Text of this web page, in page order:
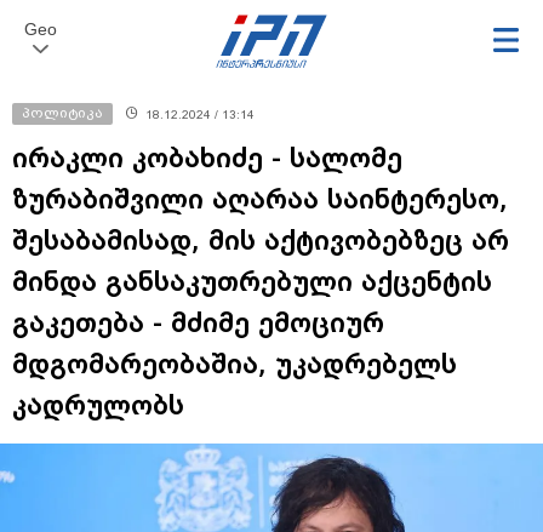
Geo
პოლიტიკა 18.12.2024 / 13:14
ირაკლი კობახიძე - სალომე
ზურაბიშვილი აღარაა საინტერესო,
შესაბამისად, მის აქტივობებზეც არ
მინდა განსაკუთრებული აქცენტის
გაკეთება - მძიმე ემოციურ
მდგომარეობაშია, უკადრებელს
კადრულობს